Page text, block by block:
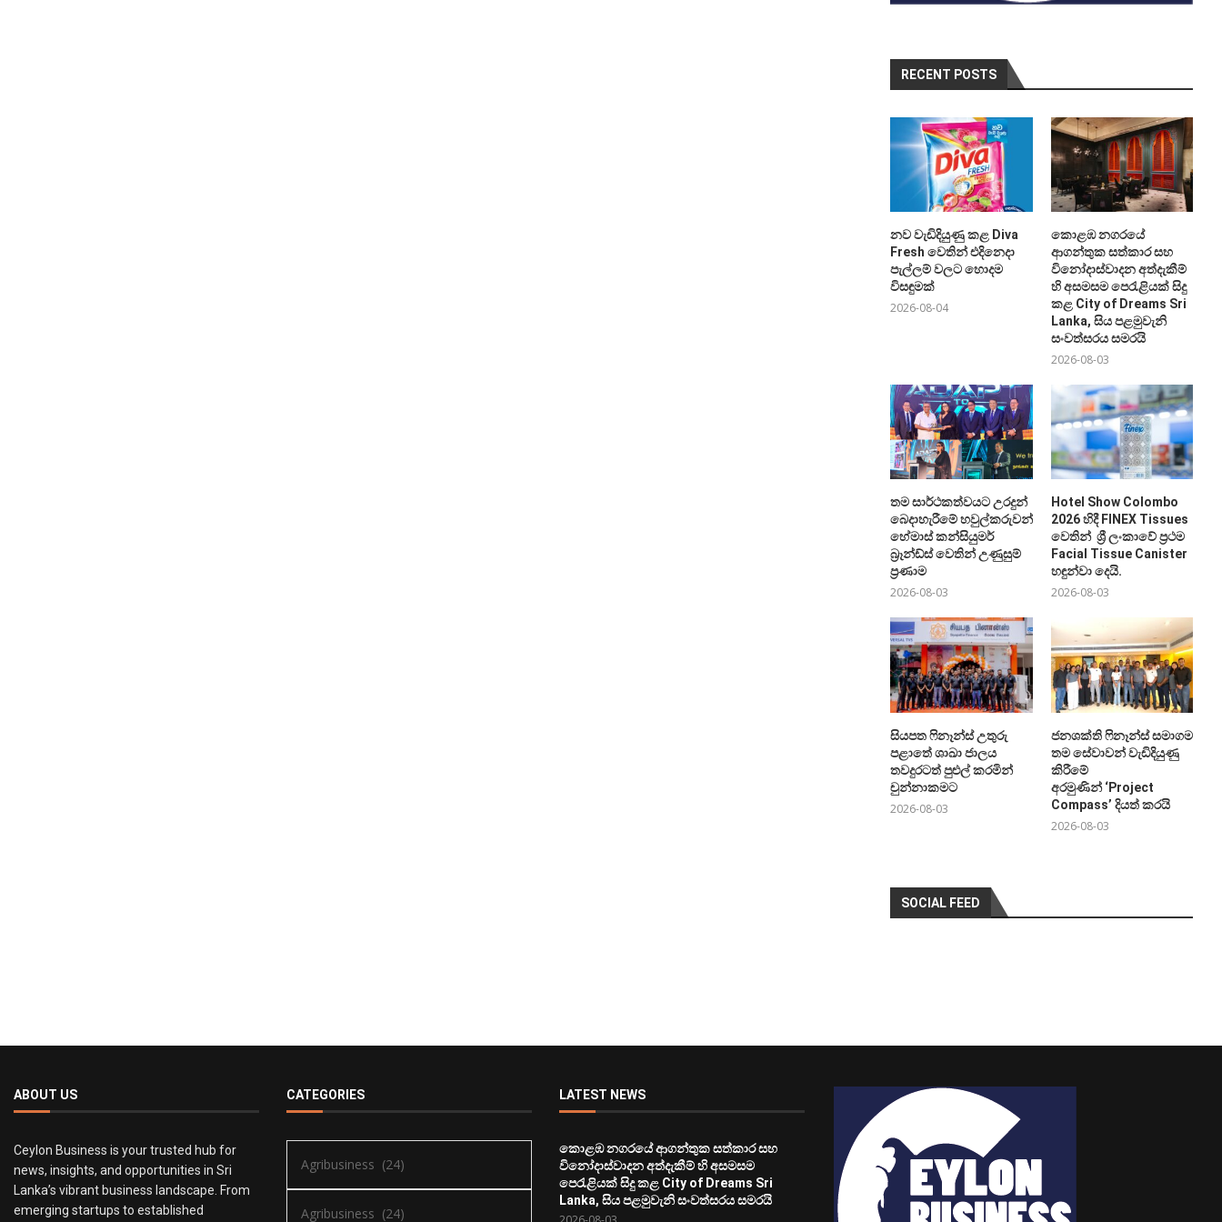
RECENT POSTS
නව වැඩිදියුණු කළ Diva
Fresh වෙතින් එදිනෙදා
පැල්ලම් වලට හොදම
විසඳුමක්
2026-08-04
කොළඹ නගරයේ
ආගන්තුක සත්කාර සහ
විනෝදාස්වාදන අත්දැකීම්
හි අසමසම පෙරැළියක් සිදු
කළ City of Dreams Sri
Lanka, සිය පළමුවැනි
සංවත්සරය සමරයි
2026-08-03
තම සාර්ථකත්වයට උරදුන්
බෙදාහැරීමේ හවුල්කරුවන්ට
හේමාස් කන්සියුමර්
බ්‍රෑන්ඩ්ස් වෙතින් උණුසුම්
ප්‍රණාම
2026-08-03
Hotel Show Colombo
2026 හිදී FINEX Tissues
වෙතින් ශ්‍රී ලංකාවේ ප්‍රථම
Facial Tissue Canister
හඳුන්වා දෙයි.
2026-08-03
සියපත ෆිනෑන්ස් උතුරු
පළාතේ ශාඛා ජාලය
තවදුරටත් පුළුල් කරමින්
චුන්නාකමට
2026-08-03
ජනශක්ති ෆිනෑන්ස් සමාගම
තම සේවාවන් වැඩිදියුණු
කිරීමේ
අරමුණින් ‘Project
Compass’ දියත් කරයි
2026-08-03
SOCIAL FEED
ABOUT US
Ceylon Business is your trusted hub for
news, insights, and opportunities in Sri
Lanka’s vibrant business landscape. From
emerging startups to established
CATEGORIES LATEST NEWS
කොළඹ නගරයේ ආගන්තුක සත්කාර සහ
විනෝදාස්වාදන අත්දැකීම් හි අසමසම
පෙරැළියක් සිදු කළ City of Dreams Sri
Lanka, සිය පළමුවැනි සංවත්සරය සමරයි